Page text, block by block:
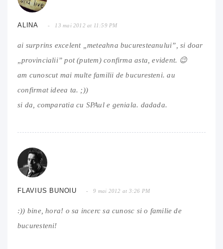
ALINA 13 mai 2012 at 11:59 PM
ai surprins excelent „meteahna bucuresteanului”, si doar
„provincialii” pot (putem) confirma asta, evident. 😉
am cunoscut mai multe familii de bucuresteni. au
confirmat ideea ta. ;))
si da, comparatia cu SPAul e geniala. dadada.
FLAVIUS BUNOIU 9 mai 2012 at 3:26 PM
:)) bine, hora! o sa incerc sa cunosc si o familie de
bucuresteni!